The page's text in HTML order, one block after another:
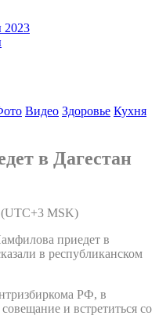
2023
Видео Здоровье Кухня
в Дагестан
(UTC+3 MSK)
приедет в
в республиканском
РФ, в
и встретиться со